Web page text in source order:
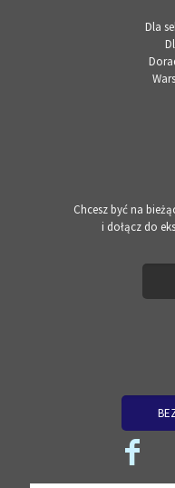
Dla
Chcesz być na
i dołącz do